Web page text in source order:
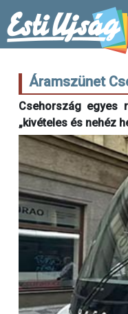
Áramszünet
Csehország egyes
„kivételes és nehéz